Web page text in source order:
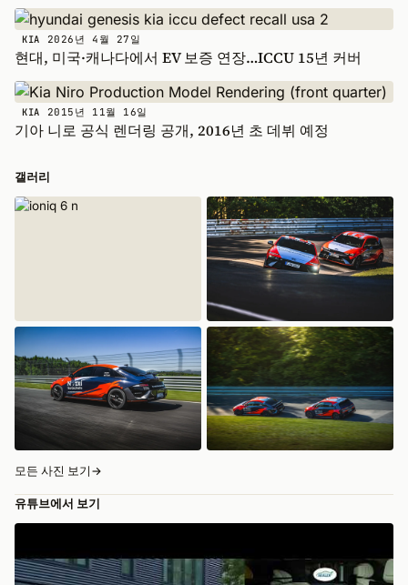
KIA 2026년 4월 27일
현대, 미국·캐나다에서 EV 보증 연장…ICCU 15년 커버
KIA 2015년 11월 16일
기아 니로 공식 렌더링 공개, 2016년 초 데뷔 예정
갤러리
모든 사진 보기 →
유튜브에서 보기